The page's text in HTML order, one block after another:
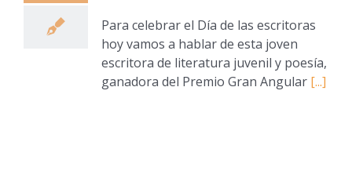
Para celebrar el Día de las escritoras
hoy vamos a hablar de esta joven
escritora de literatura juvenil y poesía,
ganadora del Premio Gran Angular [...]